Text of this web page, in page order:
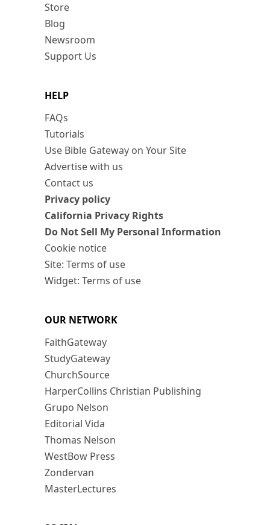
Store
Blog
Newsroom
Support Us
HELP
FAQs
Tutorials
Use Bible Gateway on Your Site
Advertise with us
Contact us
Privacy policy
California Privacy Rights
Do Not Sell My Personal Information
Cookie notice
Site: Terms of use
Widget: Terms of use
OUR NETWORK
FaithGateway
StudyGateway
ChurchSource
HarperCollins Christian Publishing
Grupo Nelson
Editorial Vida
Thomas Nelson
WestBow Press
Zondervan
MasterLectures